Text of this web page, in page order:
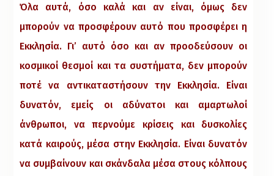
Όλα αυτά, όσο καλά και αν είναι, όμως δεν
μπορούν να προσφέρουν αυτό που προσφέρει η
Εκκλησία. Γι’ αυτό όσο και αν προοδεύσουν οι
κοσμικοί θεσμοί και τα συστήματα, δεν μπορούν
ποτέ να αντικαταστήσουν την Εκκλησία. Είναι
δυνατόν, εμείς οι αδύνατοι και αμαρτωλοί
άνθρωποι, να περνούμε κρίσεις και δυσκολίες
κατά καιρούς, μέσα στην Εκκλησία. Είναι δυνατόν
να συμβαίνουν και σκάνδαλα μέσα στους κόλπους